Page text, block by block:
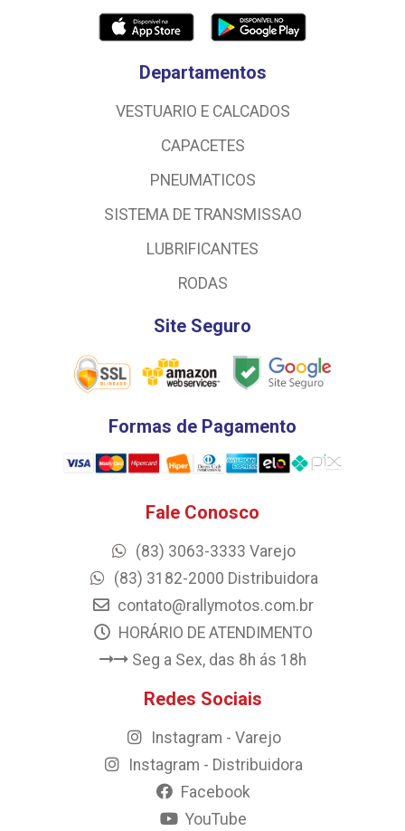
Departamentos
VESTUARIO E CALCADOS
CAPACETES
PNEUMATICOS
SISTEMA DE TRANSMISSAO
LUBRIFICANTES
RODAS
Site Seguro
Formas de Pagamento
Fale Conosco
(83) 3063-3333 Varejo
(83) 3182-2000 Distribuidora
contato@rallymotos.com.br
HORÁRIO DE ATENDIMENTO
Seg a Sex, das 8h ás 18h
Redes Sociais
Instagram - Varejo
Instagram - Distribuidora
Facebook
YouTube